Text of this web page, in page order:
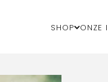
Shop Onze